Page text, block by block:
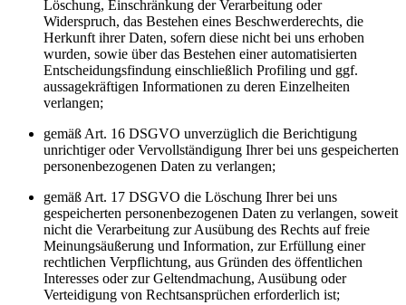
Löschung, Einschränkung der Verarbeitung oder
Widerspruch, das Bestehen eines Beschwerderechts, die
Herkunft ihrer Daten, sofern diese nicht bei uns erhoben
wurden, sowie über das Bestehen einer automatisierten
Entscheidungsfindung einschließlich Profiling und ggf.
aussagekräftigen Informationen zu deren Einzelheiten
verlangen;
gemäß Art. 16 DSGVO unverzüglich die Berichtigung
unrichtiger oder Vervollständigung Ihrer bei uns gespeicherten
personenbezogenen Daten zu verlangen;
gemäß Art. 17 DSGVO die Löschung Ihrer bei uns
gespeicherten personenbezogenen Daten zu verlangen, soweit
nicht die Verarbeitung zur Ausübung des Rechts auf freie
Meinungsäußerung und Information, zur Erfüllung einer
rechtlichen Verpflichtung, aus Gründen des öffentlichen
Interesses oder zur Geltendmachung, Ausübung oder
Verteidigung von Rechtsansprüchen erforderlich ist;